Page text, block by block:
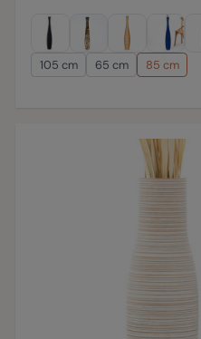
105 cm 65 cm 85 cm